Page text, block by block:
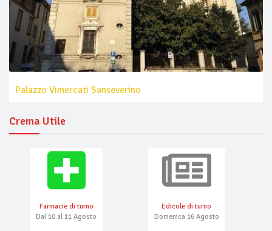
Palazzo Vimercati Sanseverino
Crema Utile
Farmacie di turno
Dal 10 al 11 Agosto
Edicole di turno
Domenica 16 Agosto